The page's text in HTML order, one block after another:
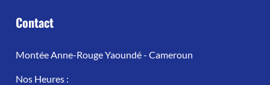
Contact
Montée Anne-Rouge Yaoundé - Cameroun
Nos Heures :